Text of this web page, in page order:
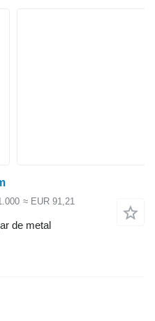
≈ EUR 91,21
de metal